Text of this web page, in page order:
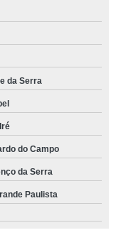
da Serra
do Campo
da Serra
Paulista